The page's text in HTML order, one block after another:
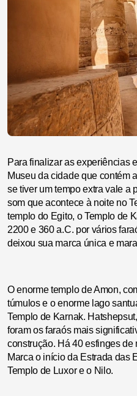
Para finalizar as experiências
Museu da cidade que contém
se tiver um tempo extra vale a
som que acontece à noite no
templo do Egito, o Templo de
2200 e 360 a.C. por vários
deixou sua marca única e
O enorme templo de Amon,
túmulos e o enorme lago
Templo de Karnak.
foram os faraós mais
construção. Há 40 esfinges de
Marca o início da Estrada das
Templo de Luxor e o Nilo.